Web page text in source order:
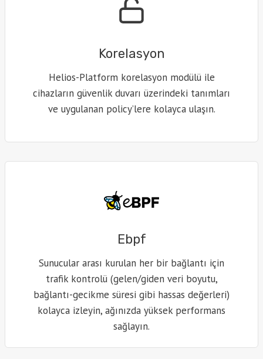
Korelasyon
Helios-Platform korelasyon modülü ile
cihazların güvenlik duvarı üzerindeki tanımları
ve uygulanan policy’lere kolayca ulaşın.
Ebpf
Sunucular arası kurulan her bir bağlantı için
trafik kontrolü (gelen/giden veri boyutu,
bağlantı-gecikme süresi gibi hassas değerleri)
kolayca izleyin, ağınızda yüksek performans
sağlayın.